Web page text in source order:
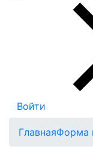
Войти
ГлавнаяФорма